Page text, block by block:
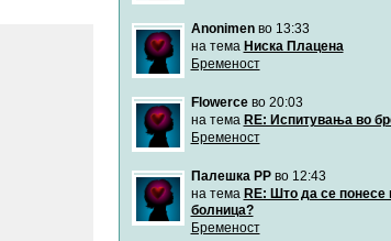
Anonimenво 13:33
на тема Ниска Плацена
Бременост
Flowerceво 20:03
на тема RE: Испитувања во
Бременост
Палешка РРво 12:43
на тема RE: Што да се понесе
болница?
Бременост